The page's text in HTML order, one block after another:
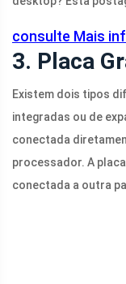
consulte Mais
3. Placa
Existem dois tipos
integradas ou de
conectada
processador. A
conectada a outra